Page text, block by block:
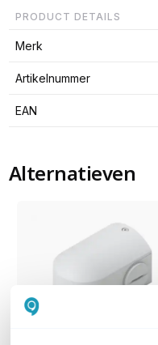
PRODUCT DETAILS
Merk
Artikelnummer
EAN
Alternatieven